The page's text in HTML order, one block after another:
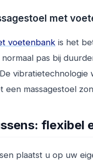
met
voetenbank is het
pas bij
een massagestoel
flexibel
plaatst u op uw